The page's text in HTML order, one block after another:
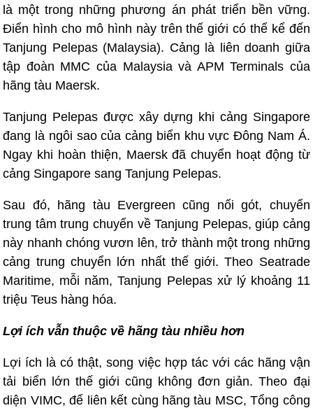
là một trong những phương án phát triển bền vững.
Điển hình cho mô hình này trên thế giới có thể kể đến
Tanjung Pelepas (Malaysia). Cảng là liên doanh giữa
tập đoàn MMC của Malaysia và APM Terminals của
hãng tàu Maersk.
Tanjung Pelepas được xây dựng khi cảng Singapore
đang là ngôi sao của cảng biển khu vực Đông Nam Á.
Ngay khi hoàn thiện, Maersk đã chuyển hoạt động từ
cảng Singapore sang Tanjung Pelepas.
Sau đó, hãng tàu Evergreen cũng nối gót, chuyển
trung tâm trung chuyển về Tanjung Pelepas, giúp cảng
này nhanh chóng vươn lên, trở thành một trong những
cảng trung chuyển lớn nhất thế giới. Theo Seatrade
Maritime, mỗi năm, Tanjung Pelepas xử lý khoảng 11
triệu Teus hàng hóa.
Lợi ích vẫn thuộc về hãng tàu nhiều hơn
Lợi ích là có thật, song việc hợp tác với các hãng vận
tải biển lớn thế giới cũng không đơn giản. Theo đại
diện VIMC, để liên kết cùng hãng tàu MSC, Tổng công